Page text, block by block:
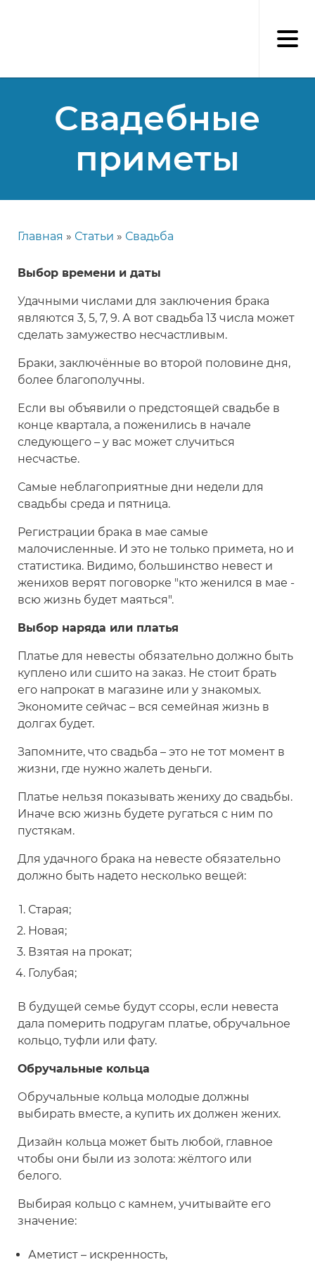
Свадебные
приметы
навигации
Главная Статьи Свадьба
Выбор времени и даты
Удачными числами для заключения брака
являются 3, 5, 7, 9. А вот свадьба 13 числа может
сделать замужество несчастливым.
Браки, заключённые во второй половине дня,
более благополучны.
Если вы объявили о предстоящей свадьбе в
конце квартала, а поженились в начале
следующего – у вас может случиться
несчастье.
Самые неблагоприятные дни недели для
свадьбы среда и пятница.
Регистрации брака в мае самые
малочисленные. И это не только примета, но и
статистика. Видимо, большинство невест и
женихов верят поговорке "кто женился в мае -
всю жизнь будет маяться".
Выбор наряда или платья
Платье для невесты обязательно должно быть
куплено или сшито на заказ. Не стоит брать
его напрокат в магазине или у знакомых.
Экономите сейчас – вся семейная жизнь в
долгах будет.
Запомните, что свадьба – это не тот момент в
жизни, где нужно жалеть деньги.
Платье нельзя показывать жениху до свадьбы.
Иначе всю жизнь будете ругаться с ним по
пустякам.
Для удачного брака на невесте обязательно
должно быть надето несколько вещей:
Старая;
Новая;
Взятая на прокат;
Голубая;
В будущей семье будут ссоры, если невеста
дала померить подругам платье, обручальное
кольцо, туфли или фату.
Обручальные кольца
Обручальные кольца молодые должны
выбирать вместе, а купить их должен жених.
Дизайн кольца может быть любой, главное
чтобы они были из золота: жёлтого или
белого.
Выбирая кольцо с камнем, учитывайте его
значение:
Аметист – искренность,